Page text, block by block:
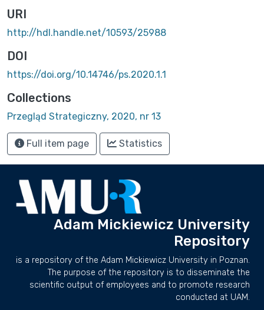
URI
http://hdl.handle.net/10593/25988
DOI
https://doi.org/10.14746/ps.2020.1.1
Collections
Przegląd Strategiczny, 2020, nr 13
Full item page Statistics
Adam Mickiewicz University
Repository
is a repository of the Adam Mickiewicz University in Poznan.
The purpose of the repository is to disseminate the
scientific output of employees and to promote research
conducted at UAM.